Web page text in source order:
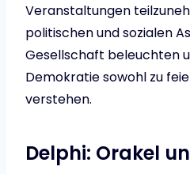
Veranstaltungen
politischen und sozialen
Gesellschaft beleuchten
Demokratie sowohl zu
verstehen.
Delphi: Orakel